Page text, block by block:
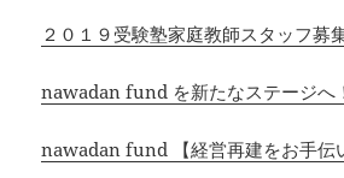
２０１９受験塾家庭教師スタッフ募
nawadan fund を新たなステージへ
nawadan fund 【経営再建をお手伝